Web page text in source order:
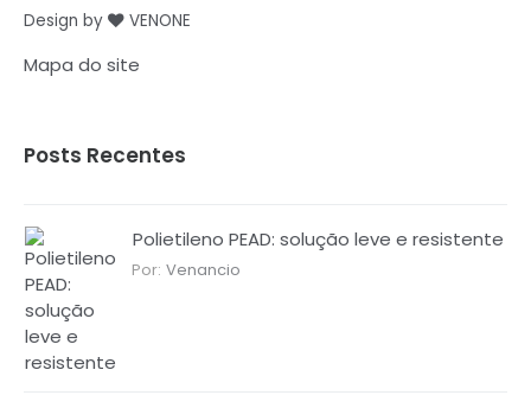
Design by
VENONE
Mapa do site
Posts Recentes
Polietileno PEAD: solução leve e resistente
Por: Venancio